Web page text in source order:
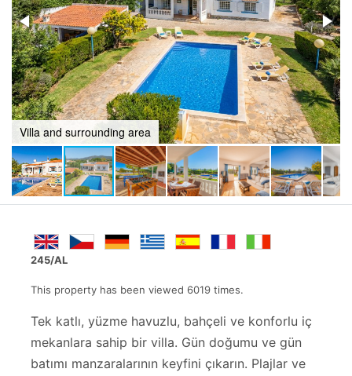
245/AL
This property has been viewed 6019 times.
Tek katlı, yüzme havuzlu, bahçeli ve konforlu iç
mekanlara sahip bir villa. Gün doğumu ve gün
batımı manzaralarının keyfini çıkarın. Plajlar ve
Bbq and games area